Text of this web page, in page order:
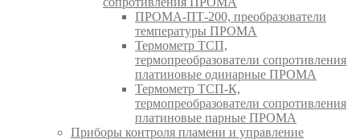
ПРОМА-ПТ-200, преобразователи
температуры ПРОМА
Термометр ТСП,
термопреобразователи сопротивления
платиновые одинарные ПРОМА
Термометр ТСП-К,
термопреобразователи сопротивления
платиновые парные ПРОМА
Приборы контроля пламени и управление